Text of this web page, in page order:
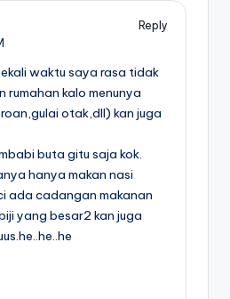
Reply
waktu saya rasa tidak
kalo menunya
otak,dll) kan juga
buta gitu saja kok.
hanya makan nasi
ada cadangan makanan
yang besar2 kan juga